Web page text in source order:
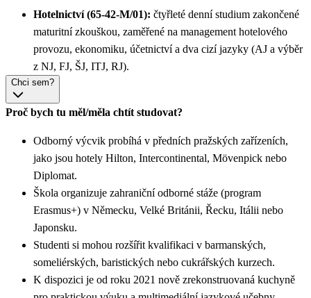
Hotelnictví (65-42-M/01): čtyřleté denní studium zakončené
maturitní zkouškou, zaměřené na management hotelového
provozu, ekonomiku, účetnictví a dva cizí jazyky (AJ a výběr
z NJ, FJ, ŠJ, ITJ, RJ).
Chci sem?
Proč bych tu měl/měla chtít studovat?
Odborný výcvik probíhá v předních pražských zařízeních,
jako jsou hotely Hilton, Intercontinental, Mövenpick nebo
Diplomat.
Škola organizuje zahraniční odborné stáže (program
Erasmus+) v Německu, Velké Británii, Řecku, Itálii nebo
Japonsku.
Studenti si mohou rozšířit kvalifikaci v barmanských,
someliérských, baristických nebo cukrářských kurzech.
K dispozici je od roku 2021 nově zrekonstruovaná kuchyně